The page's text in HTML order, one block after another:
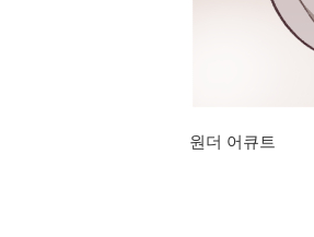
원더 어큐트